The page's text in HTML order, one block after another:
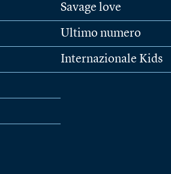
Savage love
Ultimo numero
Internazionale Kids